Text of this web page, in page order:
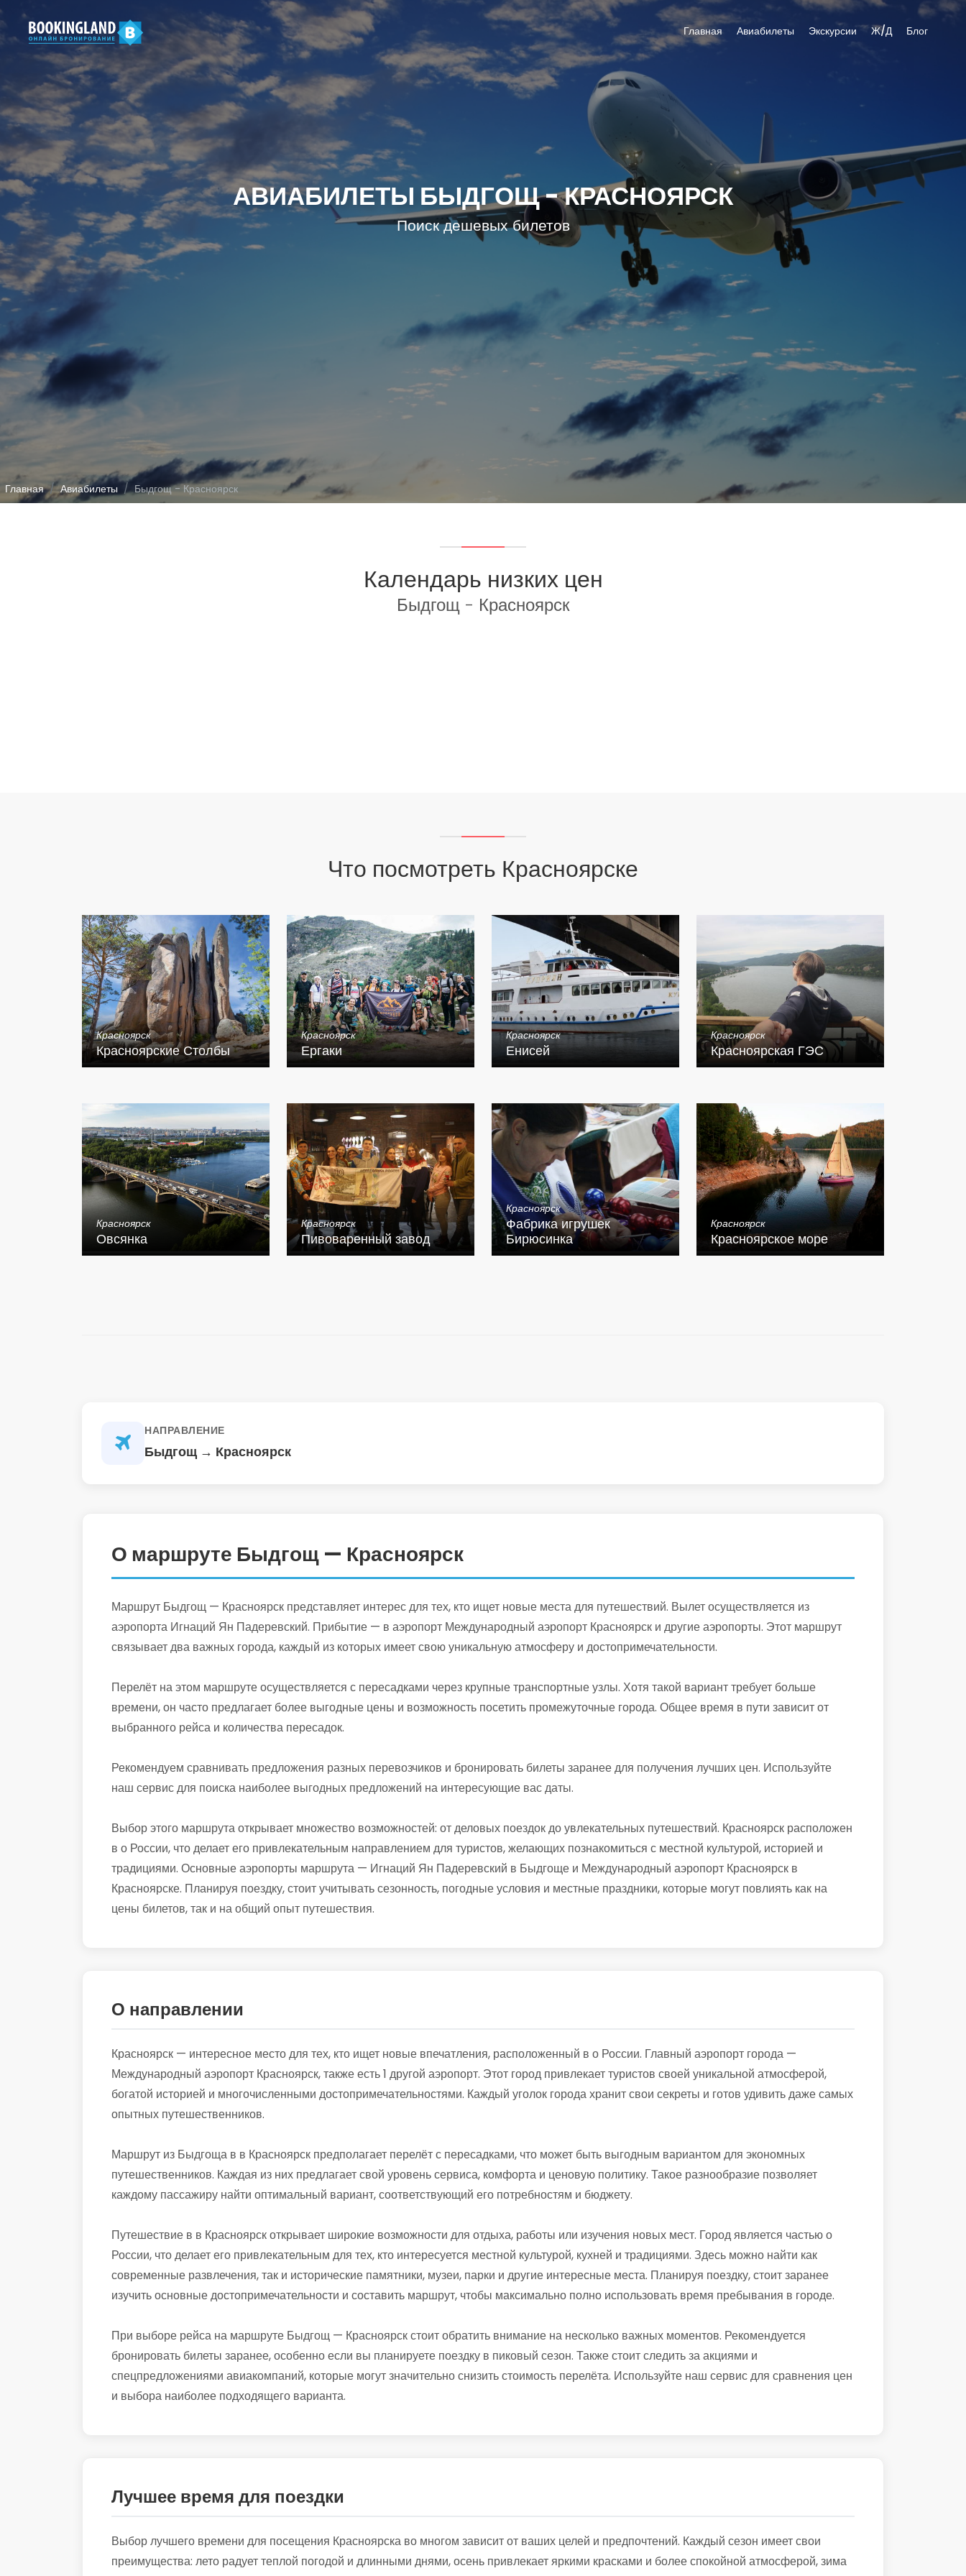
Главная Авиабилеты Экскурсии Ж/Д Блог
АВИАБИЛЕТЫ БЫДГОЩ - КРАСНОЯРСК
Поиск дешевых билетов
Главная Авиабилеты Быдгощ - Красноярск
Календарь низких цен
Быдгощ - Красноярск
Что посмотреть Красноярске
Красноярск
Красноярские Столбы
Красноярск
Ергаки
Красноярск
Енисей
Красноярск
Красноярская ГЭС
Красноярск
Овсянка
Красноярск
Пивоваренный завод
Красноярск
Фабрика игрушек
Бирюсинка
Красноярск
Красноярское море
НАПРАВЛЕНИЕ
Быдгощ → Красноярск
О маршруте Быдгощ — Красноярск
Маршрут Быдгощ — Красноярск представляет интерес для тех, кто ищет новые места для путешествий. Вылет осуществляется из
аэропорта Игнаций Ян Падеревский. Прибытие — в аэропорт Международный аэропорт Красноярск и другие аэропорты. Этот маршрут
связывает два важных города, каждый из которых имеет свою уникальную атмосферу и достопримечательности.
Перелёт на этом маршруте осуществляется с пересадками через крупные транспортные узлы. Хотя такой вариант требует больше
времени, он часто предлагает более выгодные цены и возможность посетить промежуточные города. Общее время в пути зависит от
выбранного рейса и количества пересадок.
Рекомендуем сравнивать предложения разных перевозчиков и бронировать билеты заранее для получения лучших цен. Используйте
наш сервис для поиска наиболее выгодных предложений на интересующие вас даты.
Выбор этого маршрута открывает множество возможностей: от деловых поездок до увлекательных путешествий. Красноярск расположен
в о России, что делает его привлекательным направлением для туристов, желающих познакомиться с местной культурой, историей и
традициями. Основные аэропорты маршрута — Игнаций Ян Падеревский в Быдгоще и Международный аэропорт Красноярск в
Красноярске. Планируя поездку, стоит учитывать сезонность, погодные условия и местные праздники, которые могут повлиять как на
цены билетов, так и на общий опыт путешествия.
О направлении
Красноярск — интересное место для тех, кто ищет новые впечатления, расположенный в о России. Главный аэропорт города —
Международный аэропорт Красноярск, также есть 1 другой аэропорт. Этот город привлекает туристов своей уникальной атмосферой,
богатой историей и многочисленными достопримечательностями. Каждый уголок города хранит свои секреты и готов удивить даже самых
опытных путешественников.
Маршрут из Быдгоща в в Красноярск предполагает перелёт с пересадками, что может быть выгодным вариантом для экономных
путешественников. Каждая из них предлагает свой уровень сервиса, комфорта и ценовую политику. Такое разнообразие позволяет
каждому пассажиру найти оптимальный вариант, соответствующий его потребностям и бюджету.
Путешествие в в Красноярск открывает широкие возможности для отдыха, работы или изучения новых мест. Город является частью о
России, что делает его привлекательным для тех, кто интересуется местной культурой, кухней и традициями. Здесь можно найти как
современные развлечения, так и исторические памятники, музеи, парки и другие интересные места. Планируя поездку, стоит заранее
изучить основные достопримечательности и составить маршрут, чтобы максимально полно использовать время пребывания в городе.
При выборе рейса на маршруте Быдгощ — Красноярск стоит обратить внимание на несколько важных моментов. Рекомендуется
бронировать билеты заранее, особенно если вы планируете поездку в пиковый сезон. Также стоит следить за акциями и
спецпредложениями авиакомпаний, которые могут значительно снизить стоимость перелёта. Используйте наш сервис для сравнения цен
и выбора наиболее подходящего варианта.
Лучшее время для поездки
Выбор лучшего времени для посещения Красноярска во многом зависит от ваших целей и предпочтений. Каждый сезон имеет свои
преимущества: лето радует теплой погодой и длинными днями, осень привлекает яркими красками и более спокойной атмосферой, зима